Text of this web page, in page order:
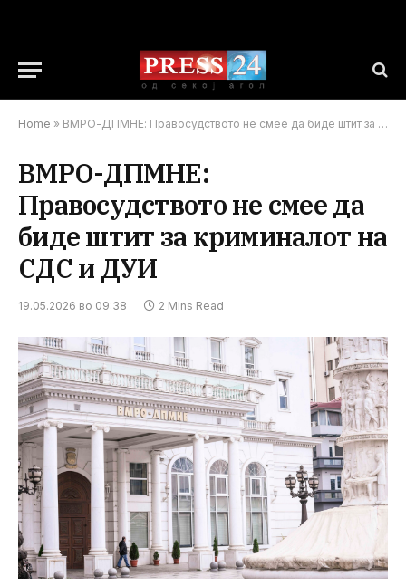
Home » ВМРО-ДПМНЕ: Правосудството не смее да биде штит за криминалот на СДС и ДУИ
ВМРО-ДПМНЕ:
Правосудството не смее да
биде штит за криминалот на
СДС и ДУИ
19.05.2026 во 09:38 2 Mins Read